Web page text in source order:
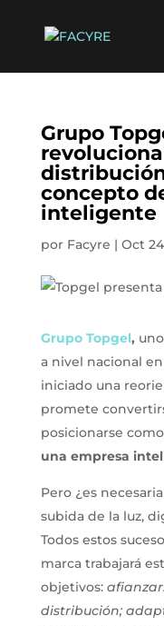
Grupo
concepto
inteligente
por Facyre | Oct
Grupo Topgel,
a nivel nacional
iniciado una
promete
posicionarse como
una empresa
Pero ¿es
subida de la luz,
Todos estos
marca trabajará
objetivos:
distribución;